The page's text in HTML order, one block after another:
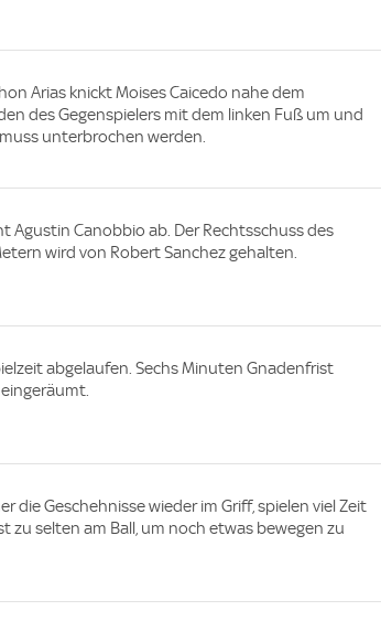
Arias knickt Moises Caicedo nahe dem
des Gegenspielers mit dem linken Fuß um und
unterbrochen werden.
Agustin Canobbio ab. Der Rechtsschuss des
wird von Robert Sanchez gehalten.
abgelaufen. Sechs Minuten Gnadenfrist
die Geschehnisse wieder im Griff, spielen viel Zeit
zu selten am Ball, um noch etwas bewegen zu